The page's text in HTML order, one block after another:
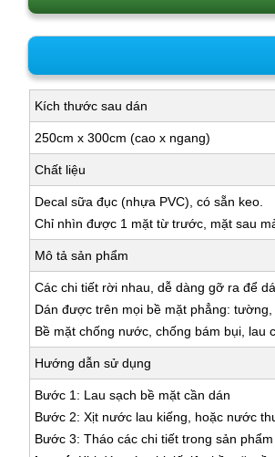
Kích thước sau dán
250cm x 300cm (cao x ngang)
Chất liệu
Decal sữa đục (nhựa PVC), có sẵn keo.
Chỉ nhìn được 1 mặt từ trước, mặt sau
Mô tả sản phẩm
Các chi tiết rời nhau, dễ dàng gỡ ra để
Dán được trên mọi bề mặt phẳng:
Bề mặt chống nước, chống bám bụi, lau
Hướng dẫn sử dụng
Bước 1: Lau sạch bề mặt cần dán
Bước 2: Xịt nước lau kiếng, hoặc nước
Bước 3: Tháo các chi tiết trong sản